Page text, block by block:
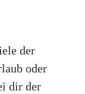
der
oder
dir der